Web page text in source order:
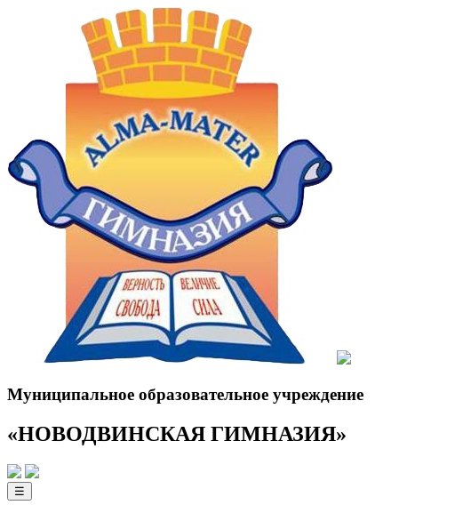
Муниципальное образовательное учреждение
«НОВОДВИНСКАЯ ГИМНАЗИЯ»
☰